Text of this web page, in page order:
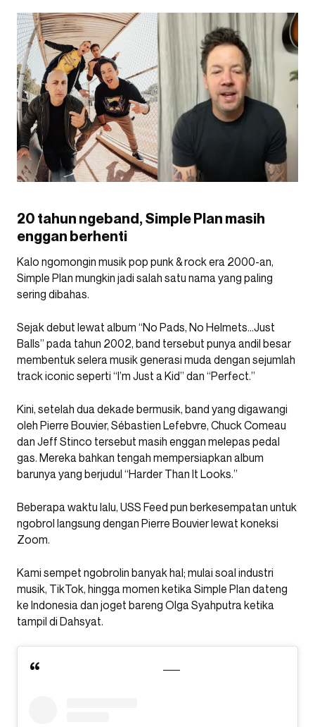
20 tahun ngeband, Simple Plan masih
enggan berhenti
Kalo ngomongin musik pop punk & rock era 2000-an,
Simple Plan mungkin jadi salah satu nama yang paling
sering dibahas.
Sejak debut lewat album “No Pads, No Helmets…Just
Balls” pada tahun 2002, band tersebut punya andil besar
membentuk selera musik generasi muda dengan sejumlah
track iconic seperti “I’m Just a Kid” dan “Perfect.”
Kini, setelah dua dekade bermusik, band yang digawangi
oleh Pierre Bouvier, Sébastien Lefebvre, Chuck Comeau
dan Jeff Stinco tersebut masih enggan melepas pedal
gas. Mereka bahkan tengah mempersiapkan album
barunya yang berjudul “Harder Than It Looks.”
Beberapa waktu lalu, USS Feed pun berkesempatan untuk
ngobrol langsung dengan Pierre Bouvier lewat koneksi
Zoom.
Kami sempet ngobrolin banyak hal; mulai soal industri
musik, TikTok, hingga momen ketika Simple Plan dateng
ke Indonesia dan joget bareng Olga Syahputra ketika
tampil di Dahsyat.